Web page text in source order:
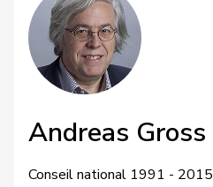
Andreas Gross
Conseil national 1991 - 2015